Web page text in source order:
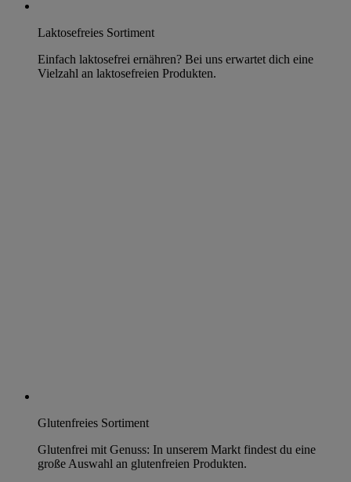
Laktosefreies Sortiment
Einfach laktosefrei ernähren? Bei uns erwartet dich eine
Vielzahl an laktosefreien Produkten.
Glutenfreies Sortiment
Glutenfrei mit Genuss: In unserem Markt findest du eine
große Auswahl an glutenfreien Produkten.